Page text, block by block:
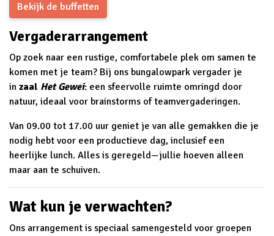
Bekijk de buffetten
Vergaderarrangement
Op zoek naar een rustige, comfortabele plek om samen te
komen met je team? Bij ons bungalowpark vergader je
in zaal Het Gewei: een sfeervolle ruimte omringd door
natuur, ideaal voor brainstorms of teamvergaderingen.
Van 09.00 tot 17.00 uur geniet je van alle gemakken die je
nodig hebt voor een productieve dag, inclusief een
heerlijke lunch. Alles is geregeld—jullie hoeven alleen
maar aan te schuiven.
Wat kun je verwachten?
Ons arrangement is speciaal samengesteld voor groepen